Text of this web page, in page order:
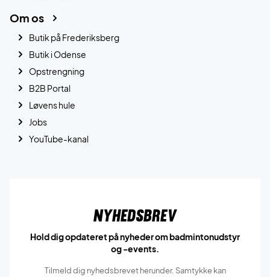
Om os
Butik på Frederiksberg
Butik i Odense
Opstrengning
B2B Portal
Løvens hule
Jobs
YouTube-kanal
Nyhedsbrev
Hold dig opdateret på nyheder om badmintonudstyr
og -events.
Tilmeld dig nyhedsbrevet herunder. Samtykke kan